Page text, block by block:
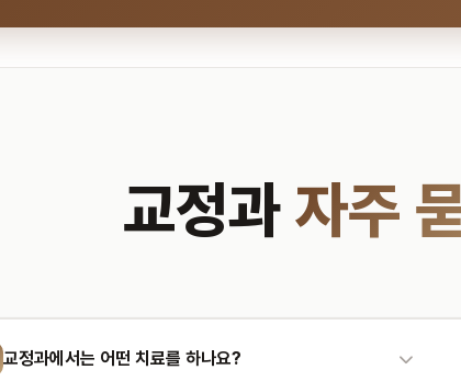
교정과자주
교정과에서는 어떤 치료를 하나요?